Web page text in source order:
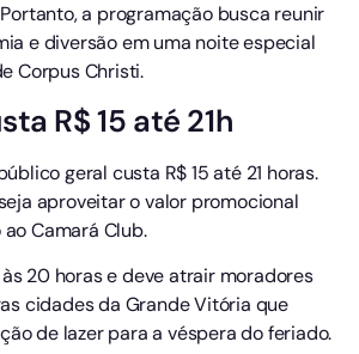
a programação busca reunir
e diversão em uma noite especial
Corpus Christi.
R$ 15 até 21h
geral custa R$ 15 até 21 horas.
aproveitar o valor promocional
Camará Club.
20 horas e deve atrair moradores
cidades da Grande Vitória que
de lazer para a véspera do feriado.